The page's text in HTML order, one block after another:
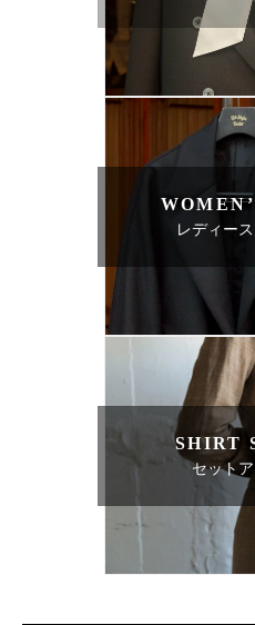
レディー
SHIRT
セット